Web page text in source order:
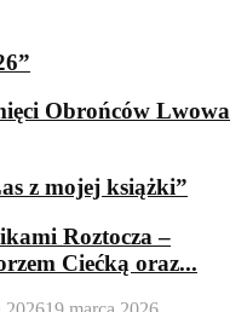
Obrońców Lwowa
z mojej książki”
Roztocza –
Ciećką oraz...